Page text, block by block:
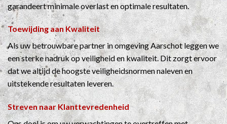
garandeert minimale overlast en optimale resultaten.
Toewijding aan Kwaliteit
Als uw betrouwbare partner in omgeving Aarschot leggen we
een sterke nadruk op veiligheid en kwaliteit. Dit zorgt ervoor
dat we altijd de hoogste veiligheidsnormen naleven en
uitstekende resultaten leveren.
Streven naar Klanttevredenheid